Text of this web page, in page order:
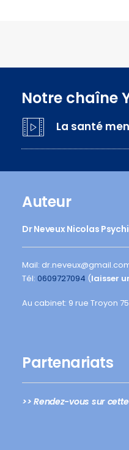
Notre chaîne
La santé
Auteur
Dr Neveux Nicolas
Mail:
Tél: 0609727094 (laisser
Au cabinet: 9 rue Troyon
Partenariats
>> Rendez-vous sur